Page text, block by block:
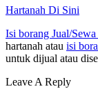
Hartanah Di Sini
Isi borang Jual/
hartanah atau isi
untuk dijual atau
Leave A Reply